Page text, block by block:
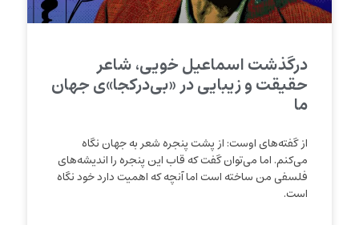
درگذشت اسماعیل خویی، شاعر
حقیقت و زیبایی در «بی‌درکجا»ی جهان
ما
از گفته‌‌های اوست: از پشت پنجره شعر به جهان نگاه
می‌کنم. اما می‌توان گفت که قاب این پنجره را اندیشه‌های
فلسفی من ساخته است اما آنچه که اهمیت دارد خود نگاه
است.